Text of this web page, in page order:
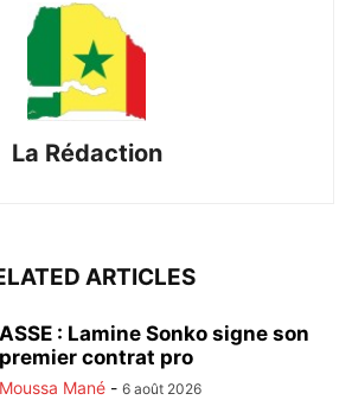
La Rédaction
ARTICLES
ASSE : Lamine Sonko signe son
premier contrat pro
Moussa Mané - 6 août 2026